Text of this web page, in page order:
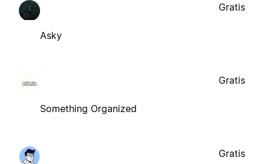
Asky
Gratis
Something Organized
Gratis
Gratis